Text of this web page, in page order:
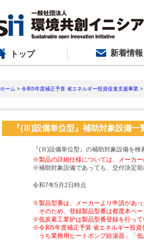
トップ 新着情報
ホーム > 令和5年度補正予算 省エネルギー投資促進支援事業 >
『(Ⅲ)設備単位型』補助対象設備一
『(Ⅲ)設備単位型』の補助対象設備を検
※製品の詳細仕様については、メーカー
※補助対象設備であっても、交付決定前
令和7年5月2日時点
※製品型番は、メーカーより申請があっ
そのため、登録製品型番は都度本ペー
※低炭素工業炉は製品型番登録を行って
※令和5年度補正予算 省エネルギー投
うち業務用ヒートポンプ給湯器」「